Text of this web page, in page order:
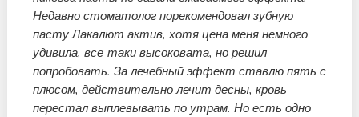
Недавно стоматолог порекомендовал зубную
пасту Лакалют актив, хотя цена меня немного
удивила, все-таки высоковата, но решил
попробовать. За лечебный эффект ставлю пять с
плюсом, действительно лечит десны, кровь
перестал выплевывать по утрам. Но есть одно